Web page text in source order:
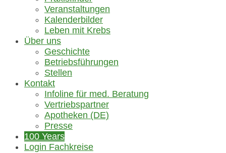
Veranstaltungen
Kalenderbilder
Leben mit Krebs
Über uns
Geschichte
Betriebsführungen
Stellen
Kontakt
Infoline für med. Beratung
Vertriebspartner
Apotheken (DE)
Presse
100 Years
Login Fachkreise